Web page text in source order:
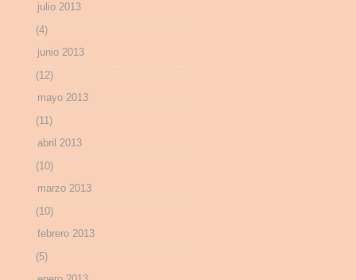
julio 2013
(4)
junio 2013
(12)
mayo 2013
(11)
abril 2013
(10)
marzo 2013
(10)
febrero 2013
(5)